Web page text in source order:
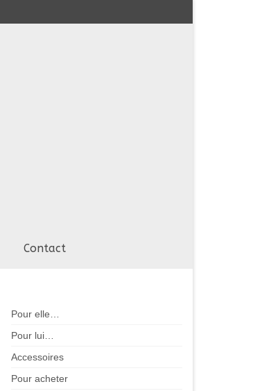
Contact
Pour elle…
Pour lui…
Accessoires
Pour acheter